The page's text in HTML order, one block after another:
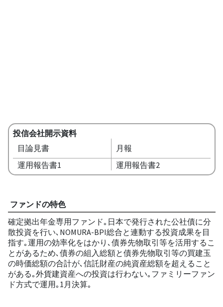
投信会社開示資料
目論見書
月報
運用報告書1
運用報告書2
ファンドの特色
確定拠出年金専用ファンド｡日本で発行された公社債に分
散投資を行い､NOMURA-BPI総合と連動する投資成果を目
指す｡運用の効率化をはかり､債券先物取引等を活用するこ
とがあるため､債券の組入総額と債券先物取引等の買建玉
の時価総額の合計が､信託財産の純資産総額を超えること
がある｡外貨建資産への投資は行わない｡ファミリーファン
ド方式で運用｡1月決算｡